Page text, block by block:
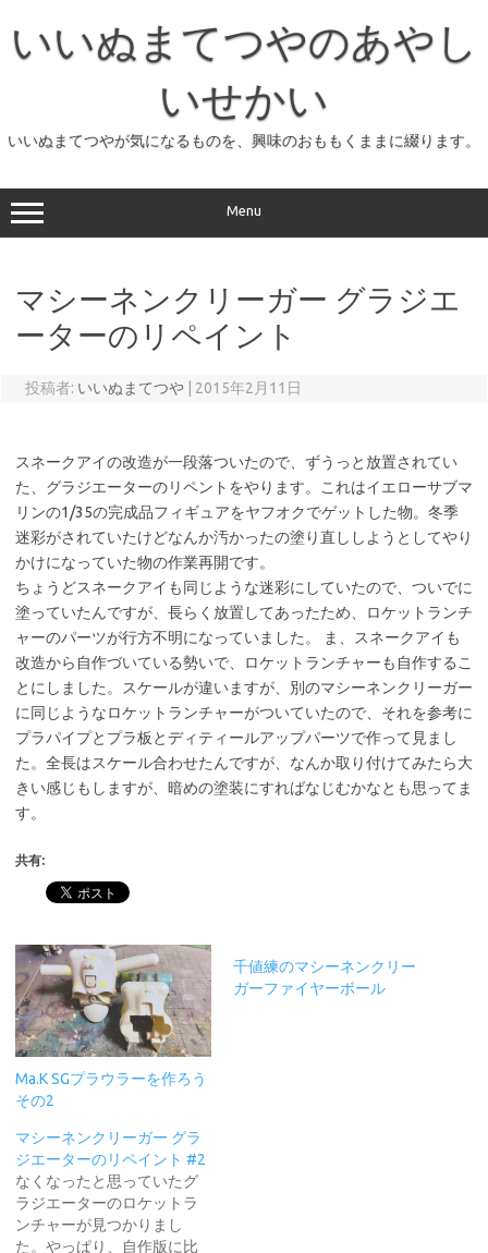
プ
いいぬまてつやのあやし
いせかい
いいぬまてつやが気になるものを、興味のおももくままに綴ります。
Menu
マシーネンクリーガー グラジエ
ーターのリペイント
投稿者: いいぬまてつや 2015年2月11日
スネークアイの改造が一段落ついたので、ずうっと放置されてい
た、グラジエーターのリペントをやります。これはイエローサブマ
リンの1/35の完成品フィギュアをヤフオクでゲットした物。冬季
迷彩がされていたけどなんか汚かったの塗り直ししようとしてやり
かけになっていた物の作業再開です。
ちょうどスネークアイも同じような迷彩にしていたので、ついでに
塗っていたんですが、長らく放置してあったため、ロケットランチ
ャーのパーツが行方不明になっていました。 ま、スネークアイも
改造から自作づいている勢いで、ロケットランチャーも自作するこ
とにしました。スケールが違いますが、別のマシーネンクリーガー
に同じようなロケットランチャーがついていたので、それを参考に
プラパイプとプラ板とディティールアップパーツで作って見まし
た。全長はスケール合わせたんですが、なんか取り付けてみたら大
きい感じもしますが、暗めの塗装にすればなじむかなとも思ってま
す。
共有:
Ma.K SGプラウラーを作ろう
その2
千値練のマシーネンクリー
ガーファイヤーボール
マシーネンクリーガー グラ
ジエーターのリペイント #2
なくなったと思っていたグ
ラジエーターのロケットラ
ンチャーが見つかりまし
た。やっぱり、自作版に比